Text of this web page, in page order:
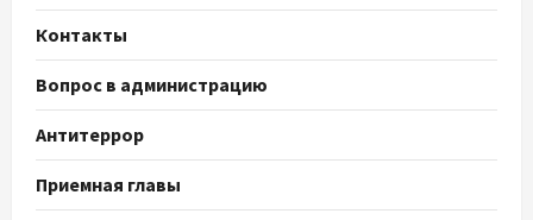
Контакты
Вопрос в администрацию
Антитеррор
Приемная главы